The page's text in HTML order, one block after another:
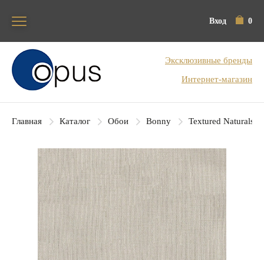
Вход 0
Блок поиска
Эксклюзивные бренды
Интернет-магазин
Главная Каталог Обои Bonny Textured Naturals